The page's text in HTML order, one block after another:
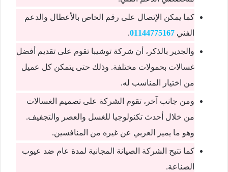
كما يمكن الإتصال على رقم الخاص بالأعطال والدعم
الفني 01144775167
.
والجدير بالذكر، أن شركة توشيبا تقوم على تقديم أفضل
غسالات بحمولات مختلفة. وذلك حتى يتمكن كل عميل
من اختيار المناسب له.
ومن جانب آخر، تقوم الشركة على تصميم الغسالات
من خلال أحدث تكنولوجيا للغسل والعصر والتجفيف.
وهو ما يميز العربي عن غيره من المنافسين.
كما تتيح الشركة الصيانة المجانية لمدة عام ضد عيوب
الصناعة.